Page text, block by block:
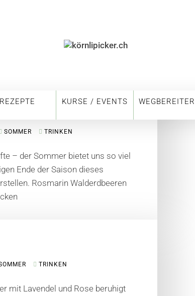
REZEPTE KURSE / EVENTS WEGBEREITER
SOMMER TRINKEN
– der Sommer bietet uns so viel
Ende der Saison dieses
Rosmarin Walderdbeeren
TRINKEN
mit Lavendel und Rose beruhigt